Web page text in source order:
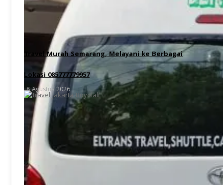
Travel Murah Semarang, Melayani ke Berbagai
Lokasi 085777779957
8 Agustus 2026